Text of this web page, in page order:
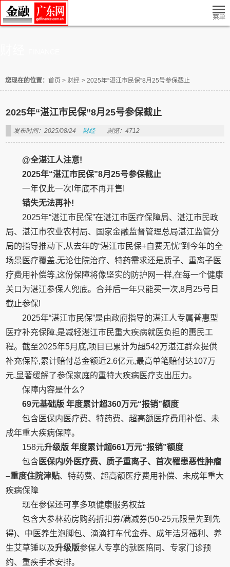
您现在的位置： 首页 > 财经 > 2025年“湛江市民保”8月25号参保截止
2025年“湛江市民保”8月25号参保截止
发布时间：2025/08/24 财经 浏览：4712
@全湛江人注意!
2025年“湛江市民保”8月25号参保截止
一年仅此一次!年底不再开售!
错失无法再补!
2025年“湛江市民保”在湛江市医疗保障局、湛江市民政
局、湛江市农业农村局、国家金融监督管理总局湛江监管分
局的指导推动下,从去年的“湛江市民保+自费无忧”到今年的全
场景医疗覆盖,无论住院治疗、特药需求还是质子、重离子医
疗费用补偿等,这份保障将像坚实的防护网一样,在每一个健康
关口为湛江参保人兜底。合并后一年只能买一次,8月25号日
截止参保!
2025年“湛江市民保”是由政府指导的湛江人专属普惠型
医疗补充保障,是减轻湛江市民重大疾病就医负担的惠民工
程。截至2025年5月底,项目已累计为超542万湛江群众提供
补充保障,累计赔付总金额近2.6亿元,最高单笔赔付达107万
元,显著缓解了参保家庭的重特大疾病医疗支出压力。
保障内容是什么?
69元基础版 年度累计超360万元“报销”额度
包含医保内医疗费、特药费、超高额医疗费用补偿、未
成年重大疾病保障。
158元升级版 年度累计超661万元“报销”额度
包含医保内/外医疗费、质子重离子、首次罹患恶性肿瘤
–重度住院津贴、特药费、超高额医疗费用补偿、未成年重大
疾病保障
现在参保还可享多项健康服务权益
包含大参林药房购药折扣券/满减券(50-25元限量先到先
得)、中医养生泡脚包、滴滴打车代金券、成年洁牙福利、养
生艾草锤以及升级版参保人专享的就医陪同、专家门诊预
约、重疾手术安排。